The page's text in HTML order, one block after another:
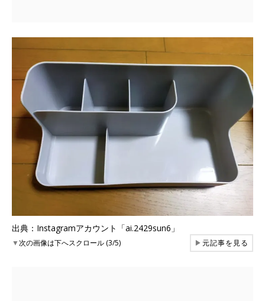
出典：Instagramアカウント「ai.2429sun6」
▼次の画像は下へスクロール (3/5) ▶元記事を見る